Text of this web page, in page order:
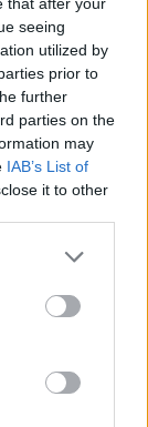
seeing
utilized by
prior to
further
parties on the
may
IAB’s List of
it to other
από
63χρονη
βρέθηκε
ρεκόρ 48